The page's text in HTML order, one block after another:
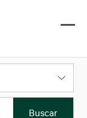
Buscar